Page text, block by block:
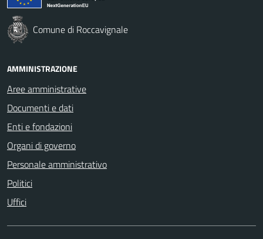
Comune di Roccavignale
AMMINISTRAZIONE
Aree amministrative
Documenti e dati
Enti e fondazioni
Organi di governo
Personale amministrativo
Politici
Uffici